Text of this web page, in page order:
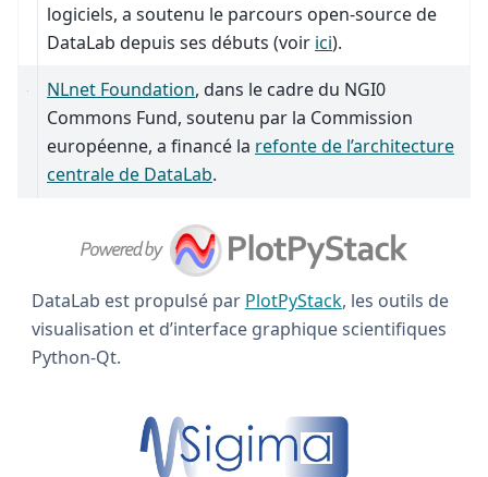
logiciels, a soutenu le parcours open-source de
DataLab depuis ses débuts (voir ici).
NLnet Foundation, dans le cadre du NGI0
Commons Fund, soutenu par la Commission
européenne, a financé la refonte de l’architecture
centrale de DataLab.
DataLab est propulsé par PlotPyStack, les outils de
visualisation et d’interface graphique scientifiques
Python-Qt.